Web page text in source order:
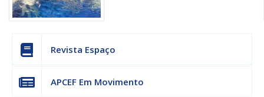
Revista Espaço
APCEF Em Movimento